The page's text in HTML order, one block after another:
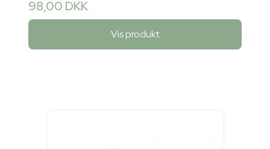
98,00 DKK
Vis produkt